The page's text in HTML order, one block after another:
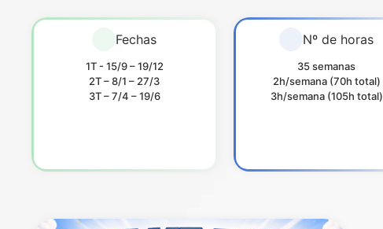
Fechas
1T - 15/9 – 19/12
2T – 8/1 – 27/3
3T – 7/4 – 19/6
Nº de horas
35 semanas
2h/semana (70h total)
3h/semana (105h total)